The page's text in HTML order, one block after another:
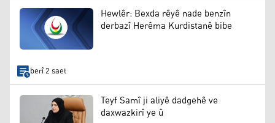
Hewlêr: Bexda rêyê nade benzîn
derbazî Herêma Kurdistanê bibe
berî 2 saet
Teyf Samî ji aliyê dadgehê ve
daxwazkirî ye û